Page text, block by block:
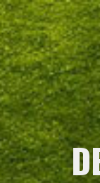
Saltar
al
contenido